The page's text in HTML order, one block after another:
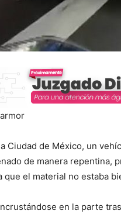
Ciudad de México, un
de manera repentina,
que el material no estaba
en la parte